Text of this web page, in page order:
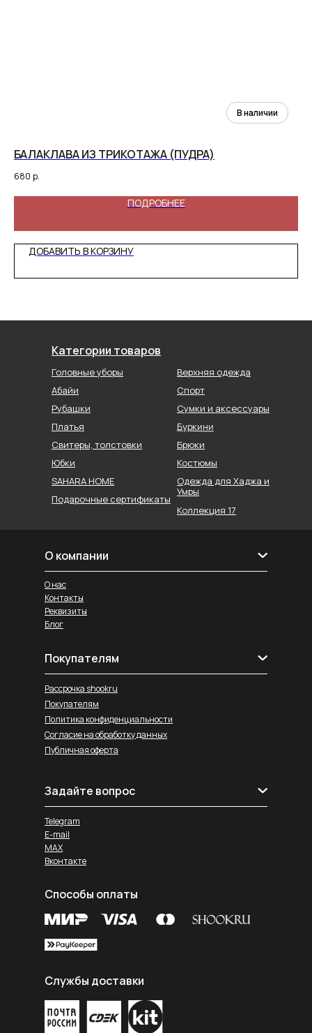
БАЛАКЛАВА ИЗ ТРИКОТАЖА (ПУДРА)
680 р.
ПОДРОБНЕЕ
ДОБАВИТЬ В КОРЗИНУ
Категории товаров
Головные уборы
Абайи
Рубашки
Коллекция 17
Спорт
Верхняя одежда
Сумки и аксессуары
Юбки
Брюки
SAHARA HOME
Платья
Свитеры, толстовки
Буркини
Костюмы
Подарочные сертификаты
Одежда для Хаджа и
Умры
О компании
Реквизиты
Блог
О нас
Контакты
Покупателям
Рассрочка shookru
Покупателям
Политика конфиденциальности
Согласие на обработку данных
Публичная оферта
Задайте вопрос
Telegram
E-mail
MAX
Вконтакте
Службы доставки
Способы оплаты